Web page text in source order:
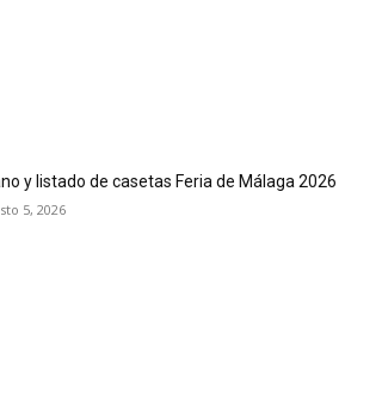
y listado de casetas Feria de Málaga 2026
5, 2026